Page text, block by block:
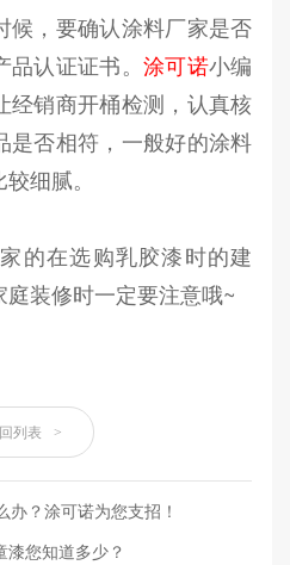
候，要确认涂料厂家是否
认证证书。 涂可诺小编
经销商开桶检测，认真核
是否相符，一般好的涂料
细腻。
的在选购乳胶漆时的建
装修时一定要注意哦~
列表 >
？涂可诺为您支招！
您知道多少？